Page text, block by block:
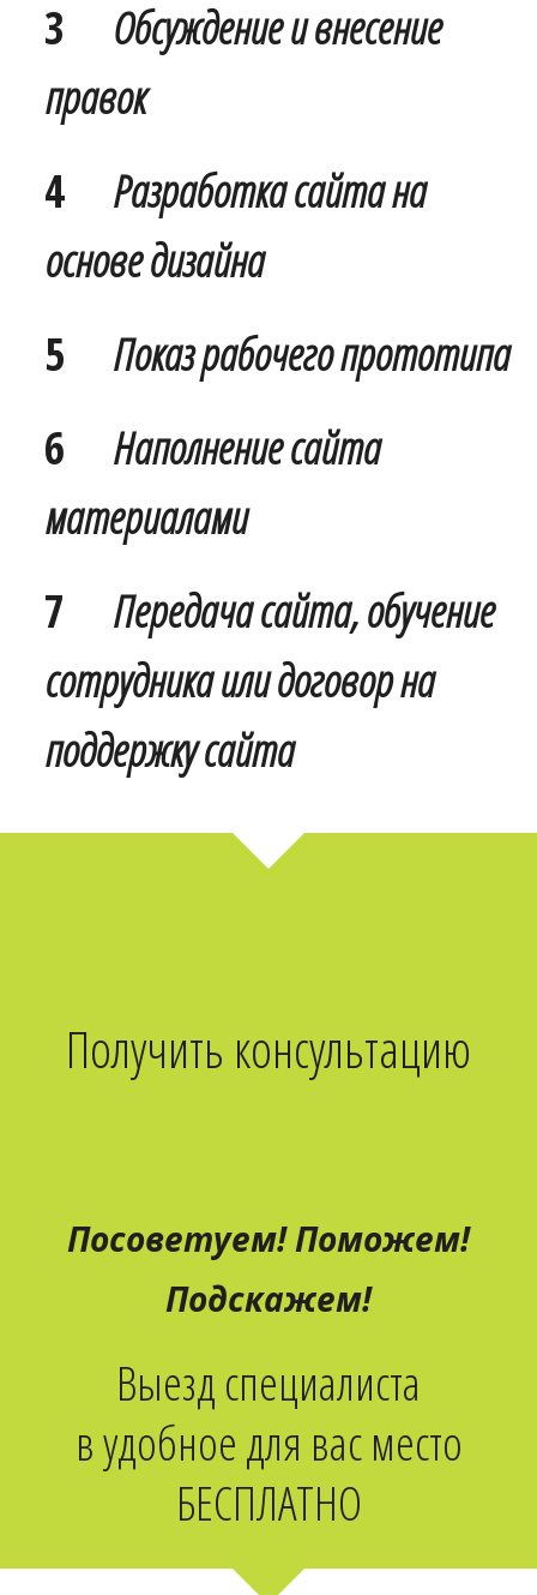
3
Обсуждение и внесение
правок
4
Разработка сайта на
основе дизайна
5
Показ рабочего прототипа
6
Наполнение сайта
материалами
7
Передача сайта, обучение
сотрудника или договор на
поддержку сайта
Получить консультацию
Посоветуем! Поможем!
Подскажем!
Выезд специалиста
в удобное для вас место
БЕСПЛАТНО